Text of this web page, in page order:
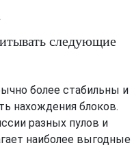
следующие
более стабильны и
нахождения блоков.
разных пулов и
наиболее выгодные